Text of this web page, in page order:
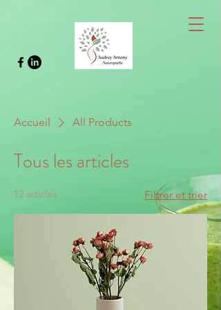
Accueil All Products
Tous les articles
12 articles Filtrer et trier